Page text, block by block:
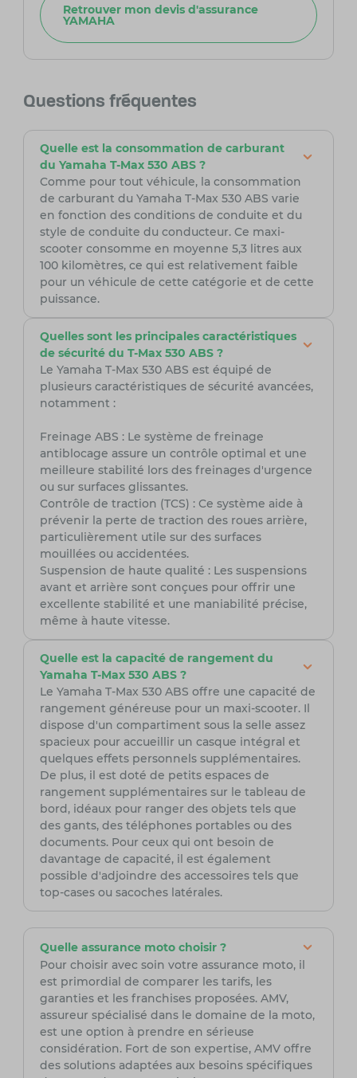
Retrouver mon devis d'assurance
YAMAHA
Questions fréquentes
Quelle est la consommation de carburant
du Yamaha T-Max 530 ABS ?
Comme pour tout véhicule, la consommation
de carburant du Yamaha T-Max 530 ABS varie
en fonction des conditions de conduite et du
style de conduite du conducteur. Ce maxi-
scooter consomme en moyenne 5,3 litres aux
100 kilomètres, ce qui est relativement faible
pour un véhicule de cette catégorie et de cette
puissance.
Quelles sont les principales caractéristiques
de sécurité du T-Max 530 ABS ?
Le Yamaha T-Max 530 ABS est équipé de
plusieurs caractéristiques de sécurité avancées,
notamment :
Freinage ABS : Le système de freinage
antiblocage assure un contrôle optimal et une
meilleure stabilité lors des freinages d'urgence
ou sur surfaces glissantes.
Contrôle de traction (TCS) : Ce système aide à
prévenir la perte de traction des roues arrière,
particulièrement utile sur des surfaces
mouillées ou accidentées.
Suspension de haute qualité : Les suspensions
avant et arrière sont conçues pour offrir une
excellente stabilité et une maniabilité précise,
même à haute vitesse.
Quelle est la capacité de rangement du
Yamaha T-Max 530 ABS ?
Le Yamaha T-Max 530 ABS offre une capacité de
rangement généreuse pour un maxi-scooter. Il
dispose d'un compartiment sous la selle assez
spacieux pour accueillir un casque intégral et
quelques effets personnels supplémentaires.
De plus, il est doté de petits espaces de
rangement supplémentaires sur le tableau de
bord, idéaux pour ranger des objets tels que
des gants, des téléphones portables ou des
documents. Pour ceux qui ont besoin de
davantage de capacité, il est également
possible d'adjoindre des accessoires tels que
top-cases ou sacoches latérales.
Quelle assurance moto choisir ?
Pour choisir avec soin votre assurance moto, il
est primordial de comparer les tarifs, les
garanties et les franchises proposées. AMV,
assureur spécialisé dans le domaine de la moto,
est une option à prendre en sérieuse
considération. Fort de son expertise, AMV offre
des solutions adaptées aux besoins spécifiques